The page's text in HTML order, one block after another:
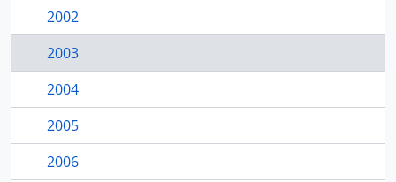
2002
2003
2004
2005
2006